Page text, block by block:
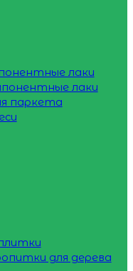
лаки
лаки
паркета
для дерева